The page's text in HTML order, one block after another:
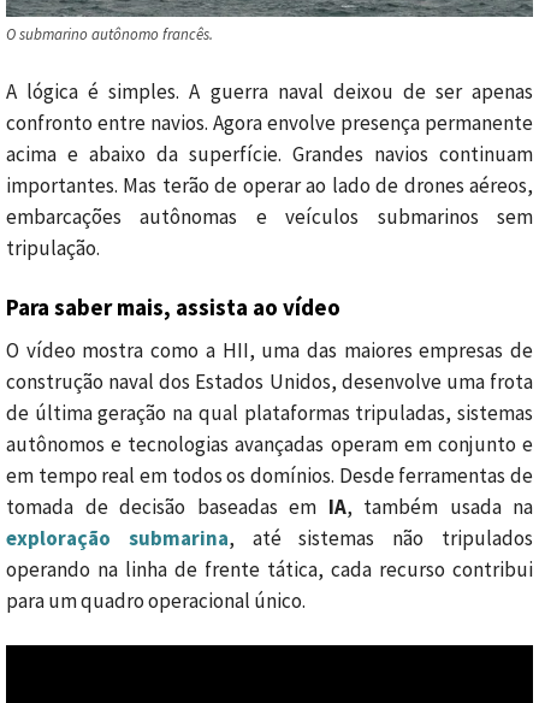
O submarino autônomo francês.
A lógica é simples. A guerra naval deixou de ser apenas
confronto entre navios. Agora envolve presença permanente
acima e abaixo da superfície. Grandes navios continuam
importantes. Mas terão de operar ao lado de drones aéreos,
embarcações autônomas e veículos submarinos sem
tripulação.
Para saber mais, assista ao vídeo
O vídeo mostra como a HII, uma das maiores empresas de
construção naval dos Estados Unidos, desenvolve uma frota
de última geração na qual plataformas tripuladas, sistemas
autônomos e tecnologias avançadas operam em conjunto e
em tempo real em todos os domínios. Desde ferramentas de
tomada de decisão baseadas em IA, também usada na
exploração submarina, até sistemas não tripulados
operando na linha de frente tática, cada recurso contribui
para um quadro operacional único.